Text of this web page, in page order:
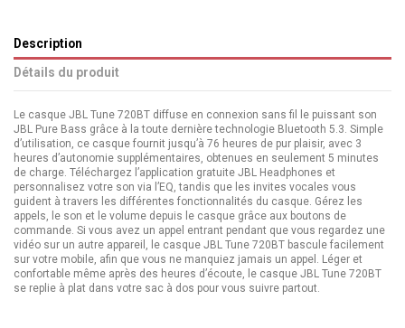
Description
Détails du produit
Le casque JBL Tune 720BT diffuse en connexion sans fil le puissant son
JBL Pure Bass grâce à la toute dernière technologie Bluetooth 5.3. Simple
d’utilisation, ce casque fournit jusqu’à 76 heures de pur plaisir, avec 3
heures d’autonomie supplémentaires, obtenues en seulement 5 minutes
de charge. Téléchargez l’application gratuite JBL Headphones et
personnalisez votre son via l’EQ, tandis que les invites vocales vous
guident à travers les différentes fonctionnalités du casque. Gérez les
appels, le son et le volume depuis le casque grâce aux boutons de
commande. Si vous avez un appel entrant pendant que vous regardez une
vidéo sur un autre appareil, le casque JBL Tune 720BT bascule facilement
sur votre mobile, afin que vous ne manquiez jamais un appel. Léger et
confortable même après des heures d’écoute, le casque JBL Tune 720BT
se replie à plat dans votre sac à dos pour vous suivre partout.